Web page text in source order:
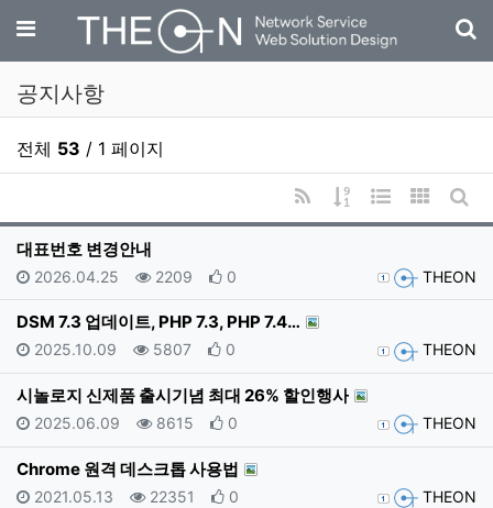
메뉴
공지사항
전체 53 / 1 페이지
RSS
게시물 정렬
웹진 스타일
갤러리게
대표번호 변경안내
등록자 THEON
등록일
2026.04.25 조회
2209 추천
0
DSM 7.3 업데이트, PHP 7.3, PHP 7.4…
등록자 THEON
등록일
2025.10.09 조회
5807 추천
0
시놀로지 신제품 출시기념 최대 26% 할인행사
등록자 THEON
등록일
2025.06.09 조회
8615 추천
0
Chrome 원격 데스크톱 사용법
등록자 THEON
등록일
2021.05.13 조회
22351 추천
0